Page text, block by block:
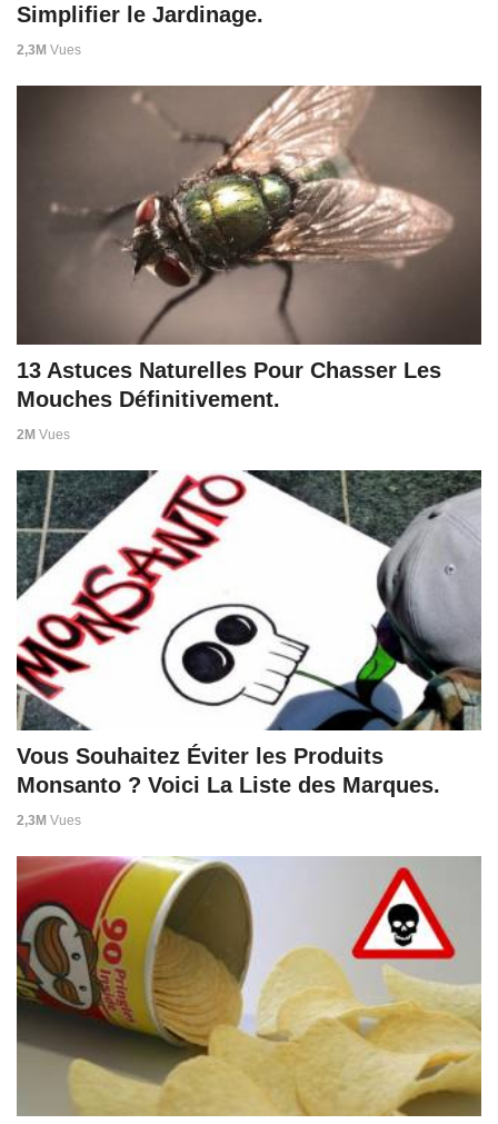
Simplifier le Jardinage.
2,3M Vues
13 Astuces Naturelles Pour Chasser Les
Mouches Définitivement.
2M Vues
Vous Souhaitez Éviter les Produits
Monsanto ? Voici La Liste des Marques.
2,3M Vues